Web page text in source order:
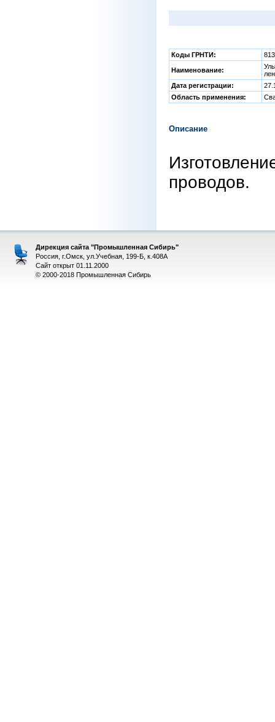
Коды ГРНТИ:
Наименование:
Дата регистрации:
Область применения:
Описание
проводов.
Дирекция сайта "Промышленная Сибирь"
Россия, г.Омск, ул.Учебная, 199-Б, к.408А
Сайт открыт 01.11.2000
© 2000-2018 Промышленная Сибирь